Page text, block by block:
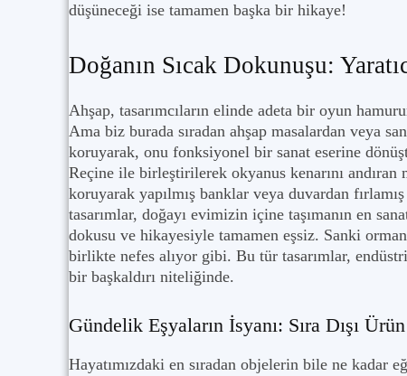
düşüneceği ise tamamen başka bir hikaye!
Doğanın Sıcak Dokunuşu:
Ahşap, tasarımcıların elinde adeta bir oyun
Ama biz burada sıradan ahşap masalardan veya
koruyarak, onu fonksiyonel bir sanat eserine
Reçine ile birleştirilerek okyanus kenarını
koruyarak yapılmış banklar veya duvardan
tasarımlar, doğayı evimizin içine taşımanın en
dokusu ve hikayesiyle tamamen eşsiz. Sanki
birlikte nefes alıyor gibi. Bu tür tasarımlar,
bir başkaldırı niteliğinde.
Gündelik Eşyaların İsyanı: Sıra Dışı Ürün
Hayatımızdaki en sıradan objelerin bile ne kadar